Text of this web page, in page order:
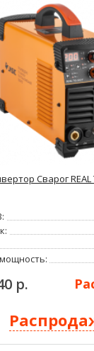
Сварог REAL
р.